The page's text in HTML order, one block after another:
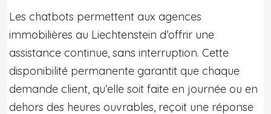
Les chatbots permettent aux agences
immobilières au Liechtenstein d’offrir une
assistance continue, sans interruption. Cette
disponibilité permanente garantit que chaque
demande client, qu’elle soit faite en journée ou en
dehors des heures ouvrables, reçoit une réponse